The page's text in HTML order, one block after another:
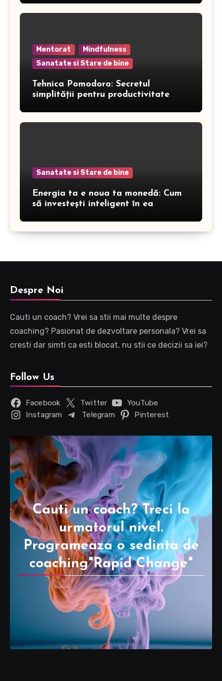
Mentorat
Mindfulness
Sanatate si Stare de bine
Tehnica Pomodoro: Secretul
simplității pentru productivitate
Sanatate si Stare de bine
Energia ta e noua ta monedă: Cum
să investești inteligent în ea
Despre Noi
Cauti un coach? Vrei sa stii mai multe despre
coaching? Pasionat de dezvoltare personala? Vrei sa
cresti dar simti ca esti blocat, nu stii ce decizii sa iei?
Follow Us
Facebook Twitter
YouTube
Instagram
Telegram Pinterest
Cauti un coach? Treci la
urmatorul nivel.
Programeaza o sedinta de
coaching"Rapid Change"